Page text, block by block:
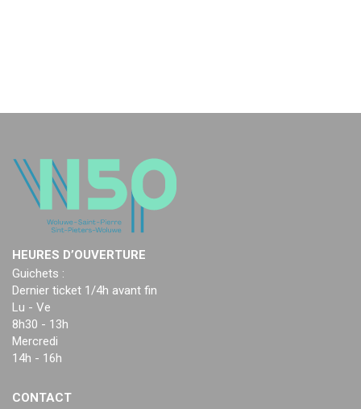
HEURES D’OUVERTURE
Guichets :
Dernier ticket 1/4h avant fin
Lu - Ve
8h30 - 13h
Mercredi
14h - 16h
CONTACT